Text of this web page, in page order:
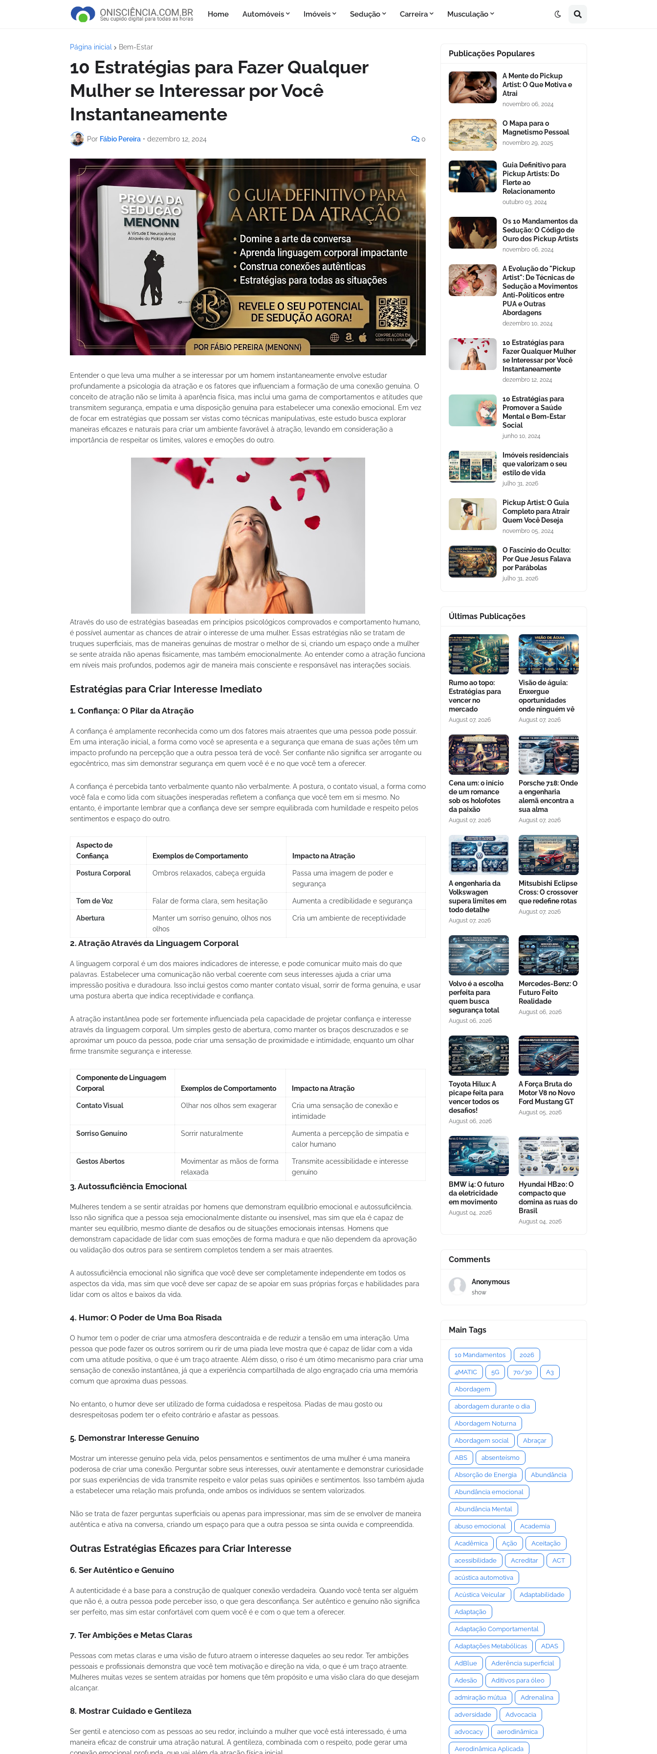
Home Automóveis Imóveis Sedução Carreira Musculação
Página inicial Bem-Estar
10 Estratégias para Fazer Qualquer
Mulher se Interessar por Você
Instantaneamente
Por Fábio Pereira • dezembro 12, 2024 0
Entender o que leva uma mulher a se interessar por um homem instantaneamente envolve estudar
profundamente a psicologia da atração e os fatores que influenciam a formação de uma conexão genuína. O
conceito de atração não se limita à aparência física, mas inclui uma gama de comportamentos e atitudes que
transmitem segurança, empatia e uma disposição genuína para estabelecer uma conexão emocional. Em vez
de focar em estratégias que possam ser vistas como técnicas manipulativas, este estudo busca explorar
maneiras eficazes e naturais para criar um ambiente favorável à atração, levando em consideração a
importância de respeitar os limites, valores e emoções do outro.
Através do uso de estratégias baseadas em princípios psicológicos comprovados e comportamento humano,
é possível aumentar as chances de atrair o interesse de uma mulher. Essas estratégias não se tratam de
truques superficiais, mas de maneiras genuínas de mostrar o melhor de si, criando um espaço onde a mulher
se sente atraída não apenas fisicamente, mas também emocionalmente. Ao entender como a atração funciona
em níveis mais profundos, podemos agir de maneira mais consciente e responsável nas interações sociais.
Estratégias para Criar Interesse Imediato
1. Confiança: O Pilar da Atração
A confiança é amplamente reconhecida como um dos fatores mais atraentes que uma pessoa pode possuir.
Em uma interação inicial, a forma como você se apresenta e a segurança que emana de suas ações têm um
impacto profundo na percepção que a outra pessoa terá de você. Ser confiante não significa ser arrogante ou
egocêntrico, mas sim demonstrar segurança em quem você é e no que você tem a oferecer.
A confiança é percebida tanto verbalmente quanto não verbalmente. A postura, o contato visual, a forma como
você fala e como lida com situações inesperadas refletem a confiança que você tem em si mesmo. No
entanto, é importante lembrar que a confiança deve ser sempre equilibrada com humildade e respeito pelos
sentimentos e espaço do outro.
Aspecto de
Confiança
Exemplos de Comportamento Impacto na Atração
Postura Corporal Ombros relaxados, cabeça erguida
Passa uma imagem de poder e
segurança
Tom de Voz Falar de forma clara, sem hesitação Aumenta a credibilidade e segurança
Abertura
Manter um sorriso genuíno, olhos nos
olhos
Cria um ambiente de receptividade
2. Atração Através da Linguagem Corporal
A linguagem corporal é um dos maiores indicadores de interesse, e pode comunicar muito mais do que
palavras. Estabelecer uma comunicação não verbal coerente com seus interesses ajuda a criar uma
impressão positiva e duradoura. Isso inclui gestos como manter contato visual, sorrir de forma genuína, e usar
uma postura aberta que indica receptividade e confiança.
A atração instantânea pode ser fortemente influenciada pela capacidade de projetar confiança e interesse
através da linguagem corporal. Um simples gesto de abertura, como manter os braços descruzados e se
aproximar um pouco da pessoa, pode criar uma sensação de proximidade e intimidade, enquanto um olhar
firme transmite segurança e interesse.
Componente de Linguagem
Corporal
Exemplos de Comportamento Impacto na Atração
Contato Visual Olhar nos olhos sem exagerar
Cria uma sensação de conexão e
intimidade
Sorriso Genuíno Sorrir naturalmente
Aumenta a percepção de simpatia e
calor humano
Gestos Abertos
Movimentar as mãos de forma
relaxada
Transmite acessibilidade e interesse
genuíno
3. Autossuficiência Emocional
Mulheres tendem a se sentir atraídas por homens que demonstram equilíbrio emocional e autossuficiência.
Isso não significa que a pessoa seja emocionalmente distante ou insensível, mas sim que ela é capaz de
manter seu equilíbrio, mesmo diante de desafios ou de situações emocionais intensas. Homens que
demonstram capacidade de lidar com suas emoções de forma madura e que não dependem da aprovação
ou validação dos outros para se sentirem completos tendem a ser mais atraentes.
A autossuficiência emocional não significa que você deve ser completamente independente em todos os
aspectos da vida, mas sim que você deve ser capaz de se apoiar em suas próprias forças e habilidades para
lidar com os altos e baixos da vida.
4. Humor: O Poder de Uma Boa Risada
O humor tem o poder de criar uma atmosfera descontraída e de reduzir a tensão em uma interação. Uma
pessoa que pode fazer os outros sorrirem ou rir de uma piada leve mostra que é capaz de lidar com a vida
com uma atitude positiva, o que é um traço atraente. Além disso, o riso é um ótimo mecanismo para criar uma
sensação de conexão instantânea, já que a experiência compartilhada de algo engraçado cria uma memória
comum que aproxima duas pessoas.
No entanto, o humor deve ser utilizado de forma cuidadosa e respeitosa. Piadas de mau gosto ou
desrespeitosas podem ter o efeito contrário e afastar as pessoas.
5. Demonstrar Interesse Genuíno
Mostrar um interesse genuíno pela vida, pelos pensamentos e sentimentos de uma mulher é uma maneira
poderosa de criar uma conexão. Perguntar sobre seus interesses, ouvir atentamente e demonstrar curiosidade
por suas experiências de vida transmite respeito e valor pelas suas opiniões e sentimentos. Isso também ajuda
a estabelecer uma relação mais profunda, onde ambos os indivíduos se sentem valorizados.
Não se trata de fazer perguntas superficiais ou apenas para impressionar, mas sim de se envolver de maneira
autêntica e ativa na conversa, criando um espaço para que a outra pessoa se sinta ouvida e compreendida.
Outras Estratégias Eficazes para Criar Interesse
6. Ser Autêntico e Genuíno
A autenticidade é a base para a construção de qualquer conexão verdadeira. Quando você tenta ser alguém
que não é, a outra pessoa pode perceber isso, o que gera desconfiança. Ser autêntico e genuíno não significa
ser perfeito, mas sim estar confortável com quem você é e com o que tem a oferecer.
7. Ter Ambições e Metas Claras
Pessoas com metas claras e uma visão de futuro atraem o interesse daqueles ao seu redor. Ter ambições
pessoais e profissionais demonstra que você tem motivação e direção na vida, o que é um traço atraente.
Mulheres muitas vezes se sentem atraídas por homens que têm propósito e uma visão clara do que desejam
alcançar.
8. Mostrar Cuidado e Gentileza
Ser gentil e atencioso com as pessoas ao seu redor, incluindo a mulher que você está interessado, é uma
maneira eficaz de construir uma atração natural. A gentileza, combinada com o respeito, pode gerar uma
Publicações Populares
A Mente do Pickup
Artist: O Que Motiva e
Atrai
novembro 06, 2024
O Mapa para o
Magnetismo Pessoal
novembro 29, 2025
Guia Definitivo para
Pickup Artists: Do
Flerte ao
Relacionamento
outubro 03, 2024
Os 10 Mandamentos da
Sedução: O Código de
Ouro dos Pickup Artists
novembro 06, 2024
A Evolução do "Pickup
Artist": De Técnicas de
Sedução a Movimentos
Anti-Políticos entre
PUA e Outras
Abordagens
dezembro 10, 2024
10 Estratégias para
Fazer Qualquer Mulher
se Interessar por Você
Instantaneamente
dezembro 12, 2024
10 Estratégias para
Promover a Saúde
Mental e Bem-Estar
Social
junho 10, 2024
Imóveis residenciais
que valorizam o seu
estilo de vida
julho 31, 2026
Pickup Artist: O Guia
Completo para Atrair
Quem Você Deseja
novembro 05, 2024
O Fascínio do Oculto:
Por Que Jesus Falava
por Parábolas
julho 31, 2026
Últimas Publicações
Rumo ao topo:
Estratégias para
vencer no
mercado
August 07, 2026
Visão de águia:
Enxergue
oportunidades
onde ninguém vê
August 07, 2026
Cena um: o início
de um romance
sob os holofotes
da paixão
August 07, 2026
Porsche 718: Onde
a engenharia
alemã encontra a
sua alma
August 07, 2026
A engenharia da
Volkswagen
supera limites em
todo detalhe
August 07, 2026
Mitsubishi Eclipse
Cross: O crossover
que redefine rotas
August 07, 2026
Volvo é a escolha
perfeita para
quem busca
segurança total
August 06, 2026
Mercedes-Benz: O
Futuro Feito
Realidade
August 06, 2026
Toyota Hilux: A
picape feita para
vencer todos os
desafios!
August 06, 2026
A Força Bruta do
Motor V8 no Novo
Ford Mustang GT
August 05, 2026
BMW i4: O futuro
da eletricidade
em movimento
August 04, 2026
Hyundai HB20: O
compacto que
domina as ruas do
Brasil
August 04, 2026
Comments
Anonymous
show
Main Tags
10 Mandamentos 2026
4MATIC 5G 70/30 A3
Abordagem
abordagem durante o dia
Abordagem Noturna
Abordagem social Abraçar
ABS absenteísmo
Absorção de Energia Abundância
Abundância emocional
Abundância Mental
abuso emocional Academia
Acadêmica Ação Aceitação
acessibilidade Acreditar ACT
acústica automotiva
Acústica Veicular Adaptabilidade
Adaptação
Adaptação Comportamental
Adaptações Metabólicas ADAS
AdBlue Aderência superficial
Adesão Aditivos para óleo
admiração mútua Adrenalina
adversidade Advocacia
advocacy aerodinâmica
Aerodinâmica Aplicada